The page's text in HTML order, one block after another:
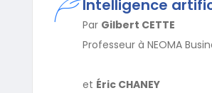
Intelligence
Par Gilbert CETTE
Professeur à NEOMA
et Éric CHANEY